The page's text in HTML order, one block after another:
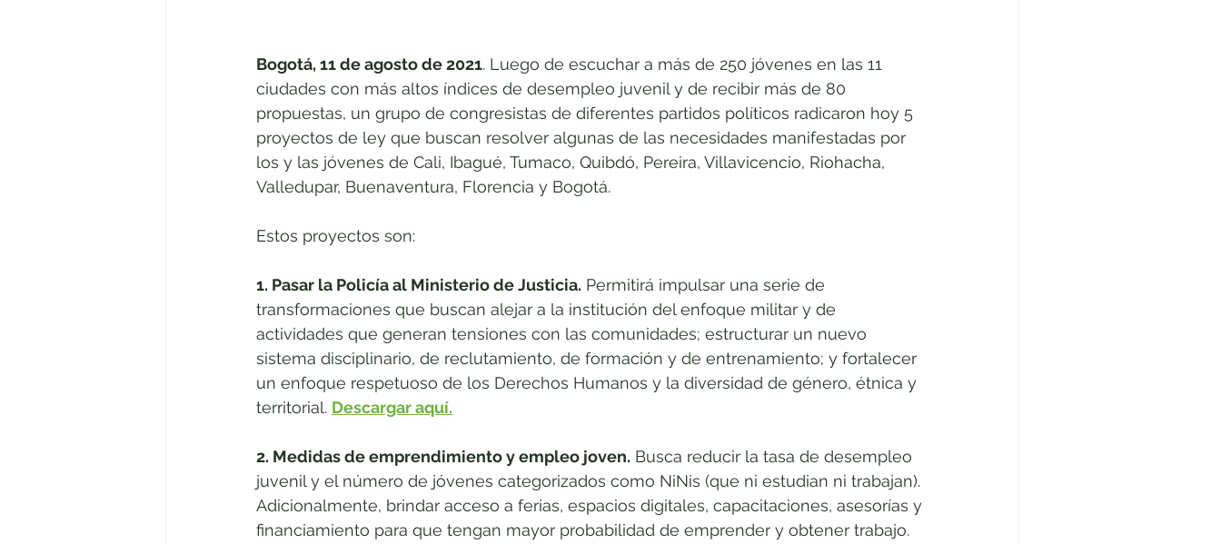
Bogotá, 11 de agosto de 2021. Luego de escuchar a más de 250 jóvenes en las 11
ciudades con más altos índices de desempleo juvenil y de recibir más de 80
propuestas, un grupo de congresistas de diferentes partidos políticos radicaron hoy 5
proyectos de ley que buscan resolver algunas de las necesidades manifestadas por
los y las jóvenes de Cali, Ibagué, Tumaco, Quibdó, Pereira, Villavicencio, Riohacha,
Valledupar, Buenaventura, Florencia y Bogotá.
Estos proyectos son:
1. Pasar la Policía al Ministerio de Justicia. Permitirá impulsar una serie de
transformaciones que buscan alejar a la institución del enfoque militar y de
actividades que generan tensiones con las comunidades; estructurar un nuevo
sistema disciplinario, de reclutamiento, de formación y de entrenamiento; y fortalecer
un enfoque respetuoso de los Derechos Humanos y la diversidad de género, étnica y
territorial. Descargar aquí.
2. Medidas de emprendimiento y empleo joven. Busca reducir la tasa de desempleo
juvenil y el número de jóvenes categorizados como NiNis (que ni estudian ni trabajan).
Adicionalmente, brindar acceso a ferias, espacios digitales, capacitaciones, asesorías y
financiamiento para que tengan mayor probabilidad de emprender y obtener trabajo.